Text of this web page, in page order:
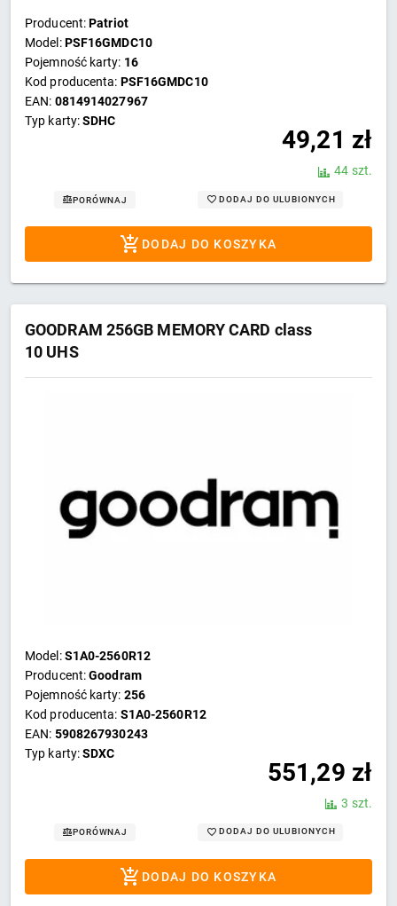
Producent:Patriot
Model:PSF16GMDC10
Pojemność karty: 16
Kod producenta: PSF16GMDC10
EAN: 0814914027967
Typ karty:SDHC
49,21 zł
44 szt.
PORÓWNAJ DODAJ DO ULUBIONYCH
DODAJ DO KOSZYKA
GOODRAM 256GB MEMORY CARD class
10 UHS
Model:S1A0-2560R12
Producent:Goodram
Pojemność karty: 256
Kod producenta: S1A0-2560R12
EAN: 5908267930243
Typ karty:SDXC
551,29 zł
3 szt.
PORÓWNAJ DODAJ DO ULUBIONYCH
DODAJ DO KOSZYKA